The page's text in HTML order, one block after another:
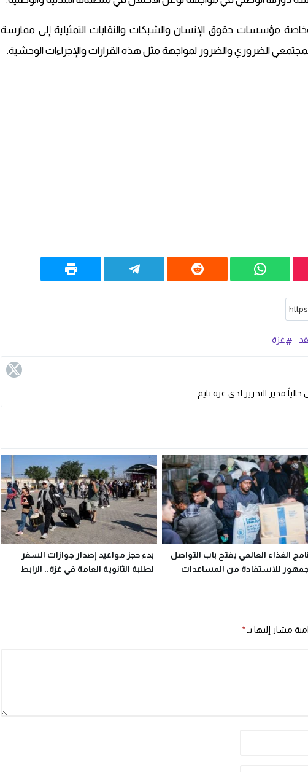
مؤسسات حقوق الإنسان والشبكات والنقابات التمثيلية إلى ممارسة
الضروري والضرور لمواجهة مثل هذه القرارات والإجراءات الوحشية.
غزة
مدير التحرير لدى غزة تايم.
الغذاء العالمي يفتح باب التواصل
للاستفادة من المساعدات
بدء حجز مواعيد إصدار جوازات السفر
لطلبة الثانوية العامة في غزة.. الرابط
مشار إليها بـ *